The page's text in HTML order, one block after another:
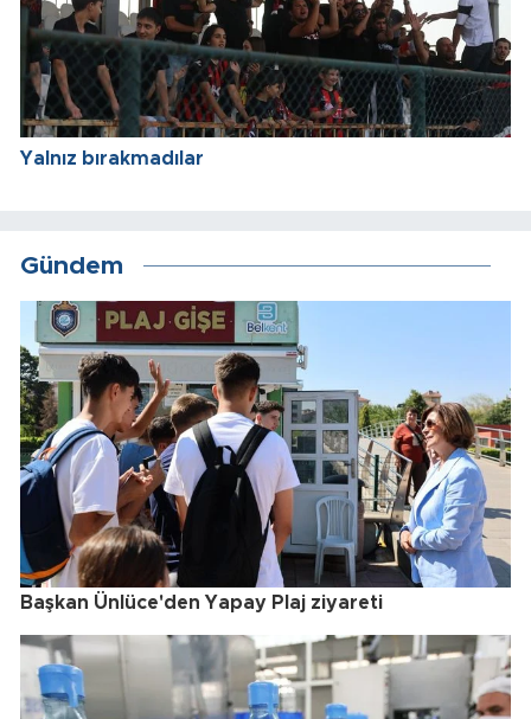
Yalnız bırakmadılar
Gündem
Başkan Ünlüce'den Yapay Plaj ziyareti